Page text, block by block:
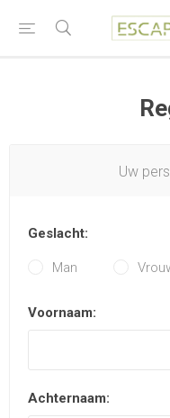
Uw
Geslacht:
Man
Voornaam:
Achternaam: